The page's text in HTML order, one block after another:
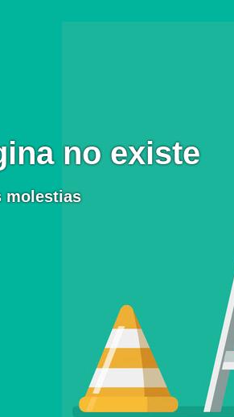
no existe
molestias